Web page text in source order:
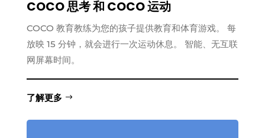
COCO 思考 和 COCO 运动
COCO 教育教练为您的孩子提供教育和体育游戏。 每
放映 15 分钟，就会进行一次运动休息。 智能、无互联
网屏幕时间。
了解更多